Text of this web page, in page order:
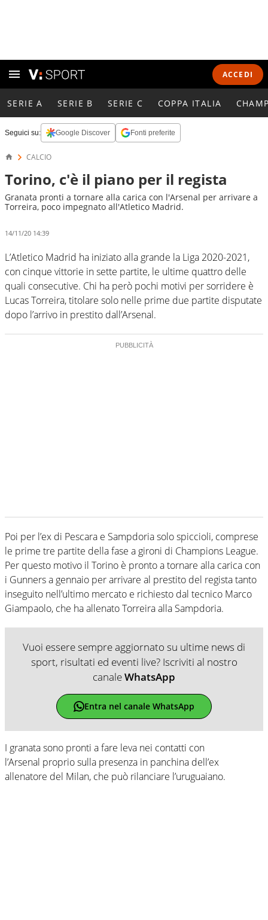
ACCEDI
SERIE A SERIE B SERIE C COPPA ITALIA
Seguici su: Google Discover Fonti preferite
CALCIO
Torino, c'è il piano per il regista
Granata pronti a tornare alla carica con l'Arsenal per arrivare a
Torreira, poco impegnato all'Atletico Madrid.
14/11/20 14:39
L’Atletico Madrid ha iniziato alla grande la Liga 2020-2021,
con cinque vittorie in sette partite, le ultime quattro delle
quali consecutive. Chi ha però pochi motivi per sorridere è
Lucas Torreira, titolare solo nelle prime due partite disputate
dopo l’arrivo in prestito dall’Arsenal.
Poi per l’ex di Pescara e Sampdoria solo spiccioli, comprese
le prime tre partite della fase a gironi di Champions League.
Per questo motivo il Torino è pronto a tornare alla carica con
i Gunners a gennaio per arrivare al prestito del regista tanto
inseguito nell’ultimo mercato e richiesto dal tecnico Marco
Giampaolo, che ha allenato Torreira alla Sampdoria.
Vuoi essere sempre aggiornato su ultime news di
sport, risultati ed eventi live? Iscriviti al nostro
canaleWhatsApp
Entra nel canale WhatsApp
I granata sono pronti a fare leva nei contatti con
l’Arsenal proprio sulla presenza in panchina dell’ex
allenatore del Milan, che può rilanciare l’uruguaiano.